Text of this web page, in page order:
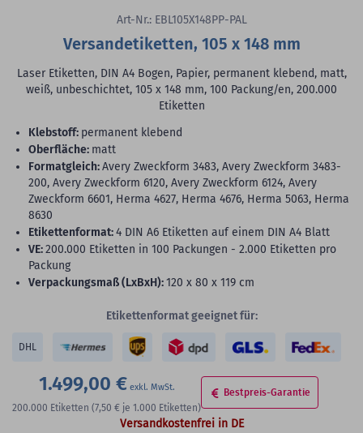
Art-Nr.: EBL105X148PP-PAL
Versandetiketten, 105 x 148 mm
Laser Etiketten, DIN A4 Bogen, Papier, permanent klebend, matt,
weiß, unbeschichtet, 105 x 148 mm, 100 Packung/en, 200.000
Etiketten
Klebstoff: permanent klebend
Oberfläche: matt
Formatgleich:Avery Zweckform 3483, Avery Zweckform 3483-
200, Avery Zweckform 6120, Avery Zweckform 6124, Avery
Zweckform 6601, Herma 4627, Herma 4676, Herma 5063, Herma
8630
Etikettenformat:4 DIN A6 Etiketten auf einem DIN A4 Blatt
VE:200.000 Etiketten in 100 Packungen - 2.000 Etiketten pro
Packung
Verpackungsmaß (LxBxH):120 x 80 x 119 cm
Etikettenformat geeignet für:
DHL
1.499,00 €
200.000 Etiketten (7,50 € je 1.000 Etiketten)
Bestpreis-Garantie
Versandkostenfrei in DE